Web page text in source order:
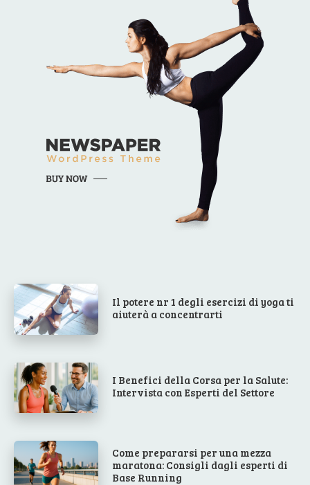
Il potere nr 1 degli esercizi di yoga ti
aiuterà a concentrarti
I Benefici della Corsa per la Salute:
Intervista con Esperti del Settore
Come prepararsi per una mezza
maratona: Consigli dagli esperti di
Base Running